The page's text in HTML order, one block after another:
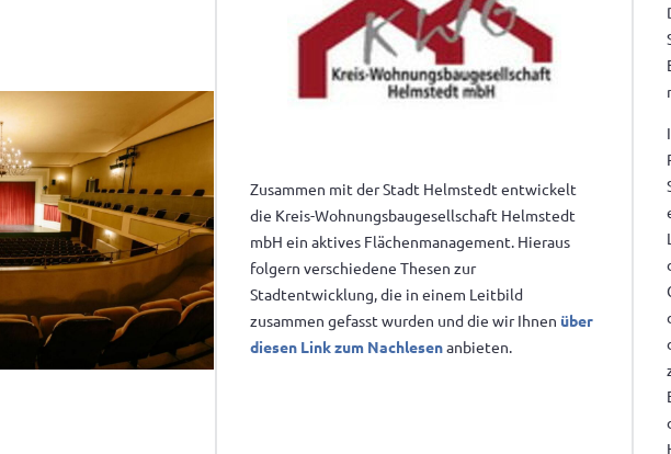
Zusammen mit der Stadt Helmstedt entwickelt
die Kreis-Wohnungsbaugesellschaft Helmstedt
mbH ein aktives Flächenmanagement. Hieraus
folgern verschiedene Thesen zur
Stadtentwicklung, die in einem Leitbild
zusammen gefasst wurden und die wir Ihnen über
diesen Link zum Nachlesenanbieten.